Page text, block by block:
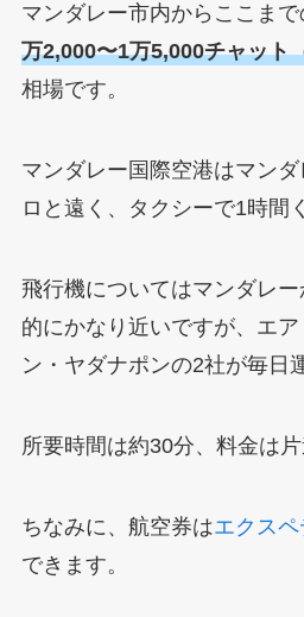
マンダレー市内からここまで
万2,000〜1万5,000チャット
相場です。
マンダレー国際空港はマン
ロと遠く、タクシーで1時間
飛行機についてはマンダレ
的にかなり近いですが、エ
ン・ヤダナポンの2社が毎日
所要時間は約30分、料金は
ちなみに、航空券はエクス
できます。